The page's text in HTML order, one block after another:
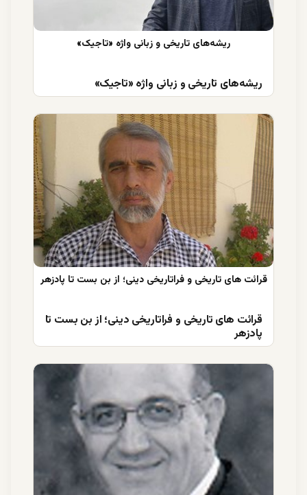
ریشه‌های تاریخی و زبانی واژه «تاجیک»
قرائت های تاریخی و فراتاریخی دینی؛ از بن بست تا
پادزهر